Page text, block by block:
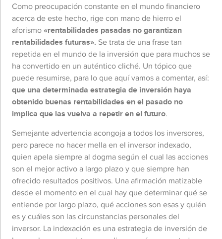
Como preocupación constante en el mundo financiero
acerca de este hecho, rige con mano de hierro el
aforismo«rentabilidades pasadas no garantizan
rentabilidades futuras». Se trata de una frase tan
repetida en el mundo de la inversión que para muchos se
ha convertido en un auténtico cliché. Un tópico que
puede resumirse, para lo que aquí vamos a comentar, así:
que una determinada estrategia de inversión haya
obtenido buenas rentabilidades en el pasado no
implica que las vuelva a repetir en el futuro.
Semejante advertencia acongoja a todos los inversores,
pero parece no hacer mella en el inversor indexado,
quien apela siempre al dogma según el cual las acciones
son el mejor activo a largo plazo y que siempre han
ofrecido resultados positivos. Una afirmación matizable
desde el momento en el cual hay que determinar qué se
entiende por largo plazo, qué acciones son esas y quién
es y cuáles son las circunstancias personales del
inversor. La indexación es una estrategia de inversión de